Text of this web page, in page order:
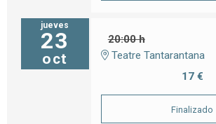
jueves
23
oct
20:00 h
Teatre Tantarantana
17 €
Finalizado